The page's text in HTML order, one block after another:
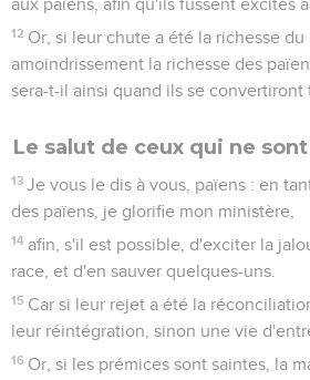
aux païens, afin qu'ils fussent excités
12 Or, si leur chute a été la richesse
amoindrissement la richesse des
sera-t-il ainsi quand ils se convertiront
Le salut de ceux qui ne
13 Je vous le dis à vous, païens : en
des païens, je glorifie mon ministère,
14 afin, s'il est possible, d'exciter la
race, et d'en sauver quelques-uns.
15 Car si leur rejet a été la
leur réintégration, sinon une vie
16 Or, si les prémices sont saintes, la